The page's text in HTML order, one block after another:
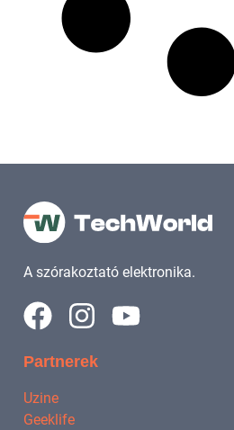
A szórakoztató elektronika.
Partnerek
Uzine
Geeklife